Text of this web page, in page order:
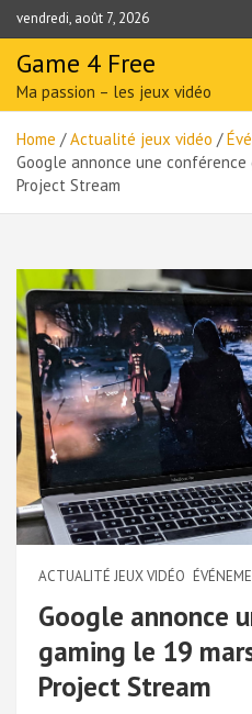
Skip
to
content
vendredi, août 7, 2026
Game 4 Free
Ma passion – les jeux vidéo
Home Actualité jeux vidéo
Google annonce une
Project Stream
ACTUALITÉ JEUX VIDÉO
Google annonce
gaming le 19
Project Stream